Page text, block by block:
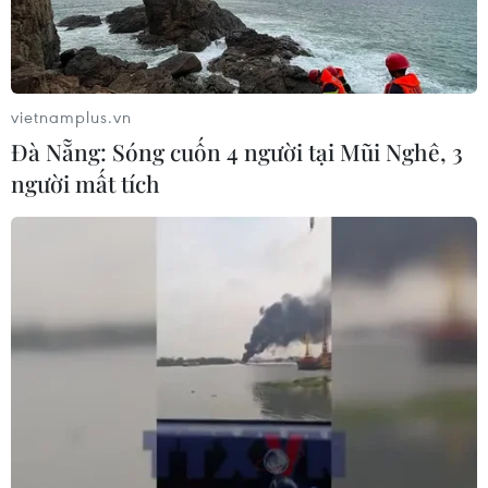
CƠ QUAN CHỦ QUẢN: THÔNG TẤN XÃ VIỆT NAM
Tổng Biên tập: TRẦN TIẾN DUẨN
Phó Tổng Biên tập: NGUYỄN THỊ TÁM, KHÚC THANH
Quy định sử dụng
RSS
Hỗ trợ
TTXVN
Quảng cáo
vietnamplus.vn
Đà Nẵng: Sóng cuốn 4 người tại Mũi Nghê, 3
người mất tích